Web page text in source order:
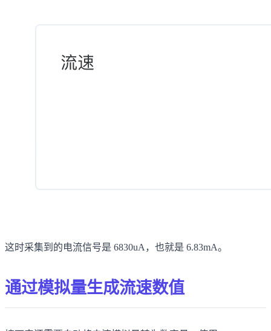
这时采集到的电流信号是 6830uA，也就是 6.83mA。
通过模拟量生成流速数值